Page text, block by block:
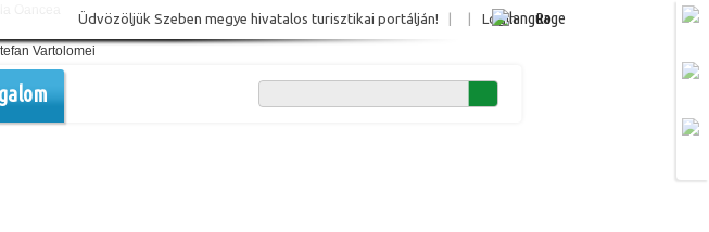
Login Ro
Üdvözöljük Szeben megye hivatalos turisztikai portálján!